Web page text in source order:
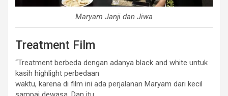
Maryam Janji dan Jiwa
Treatment Film
“Treatment berbeda dengan adanya black and white untuk
kasih highlight perbedaan
waktu, karena di film ini ada perjalanan Maryam dari kecil